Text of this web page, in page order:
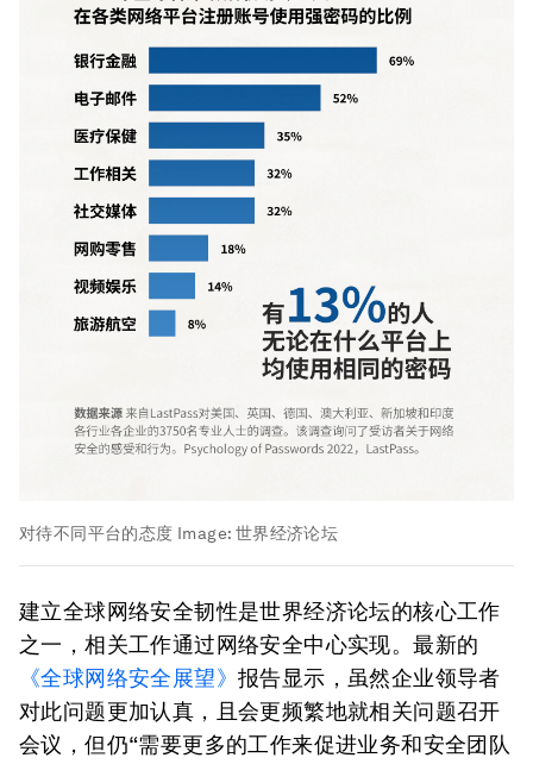
对待不同平台的态度 Image: 世界经济论坛
建立全球网络安全韧性是世界经济论坛的核心工作
之一，相关工作通过网络安全中心实现。最新的
《全球网络安全展望》 报告显示，虽然企业领导者
对此问题更加认真，且会更频繁地就相关问题召开
会议，但仍“需要更多的工作来促进业务和安全团队